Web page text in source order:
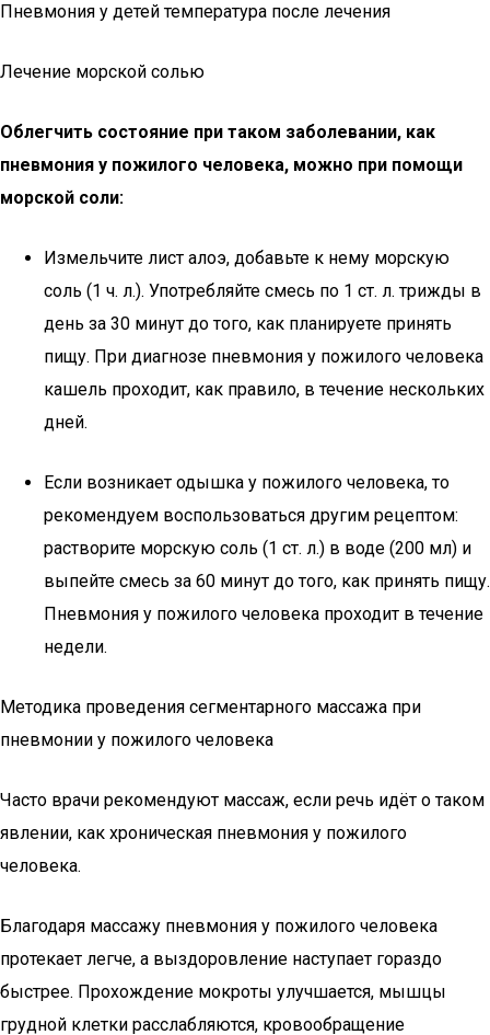
Пневмония у детей температура после лечения
Лечение морской солью
Облегчить состояние при таком заболевании, как
пневмония у пожилого человека, можно при помощи
морской соли:
Измельчите лист алоэ, добавьте к нему морскую
соль (1 ч. л.). Употребляйте смесь по 1 ст. л. трижды в
день за 30 минут до того, как планируете принять
пищу. При диагнозе пневмония у пожилого человека
кашель проходит, как правило, в течение нескольких
дней.
Если возникает одышка у пожилого человека, то
рекомендуем воспользоваться другим рецептом:
растворите морскую соль (1 ст. л.) в воде (200 мл) и
выпейте смесь за 60 минут до того, как принять пищу.
Пневмония у пожилого человека проходит в течение
недели.
Методика проведения сегментарного массажа при
пневмонии у пожилого человека
Часто врачи рекомендуют массаж, если речь идёт о таком
явлении, как хроническая пневмония у пожилого
человека.
Благодаря массажу пневмония у пожилого человека
протекает легче, а выздоровление наступает гораздо
быстрее. Прохождение мокроты улучшается, мышцы
грудной клетки расслабляются, кровообращение